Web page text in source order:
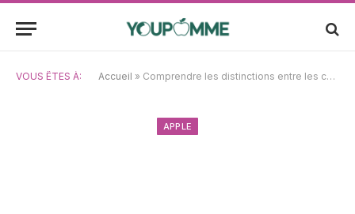
VOUS ÊTES À: Accueil » Comprendre les distinctions entre les connexions Lightning et USB-C
APPLE